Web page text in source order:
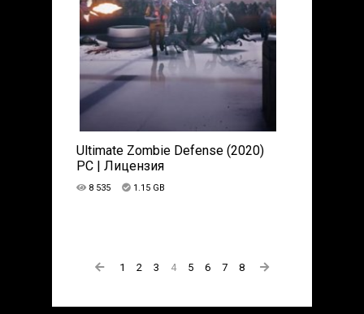
Ultimate Zombie Defense (2020)
PC | Лицензия
8 535 1.15 GB
1 2 3 4 5 6 7 8